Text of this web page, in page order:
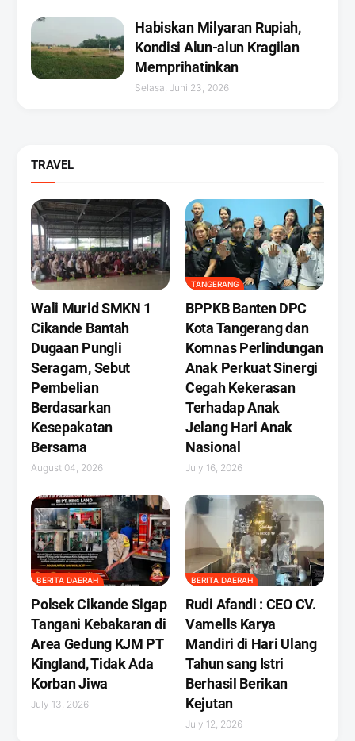
Habiskan Milyaran Rupiah,
Kondisi Alun-alun Kragilan
Memprihatinkan
Selasa, Juni 23, 2026
TRAVEL
Wali Murid SMKN 1
Cikande Bantah
Dugaan Pungli
Seragam, Sebut
Pembelian
Berdasarkan
Kesepakatan
Bersama
August 04, 2026
TANGERANG
BPPKB Banten DPC
Kota Tangerang dan
Komnas Perlindungan
Anak Perkuat Sinergi
Cegah Kekerasan
Terhadap Anak
Jelang Hari Anak
Nasional
July 16, 2026
BERITA DAERAH
Polsek Cikande Sigap
Tangani Kebakaran di
Area Gedung KJM PT
Kingland, Tidak Ada
Korban Jiwa
July 13, 2026
BERITA DAERAH
Rudi Afandi : CEO CV.
Vamells Karya
Mandiri di Hari Ulang
Tahun sang Istri
Berhasil Berikan
Kejutan ‎
July 12, 2026